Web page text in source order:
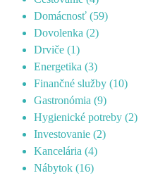
Domácnosť (59)
Dovolenka (2)
Drviče (1)
Energetika (3)
Finančné služby (10)
Gastronómia (9)
Hygienické potreby (2)
Investovanie (2)
Kancelária (4)
Nábytok (16)